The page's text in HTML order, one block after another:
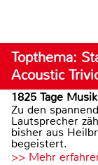
Topthema:
Acoustic
1825 Tage Musik
Zu den
Lautsprecher
bisher aus
begeistert.
>> Mehr